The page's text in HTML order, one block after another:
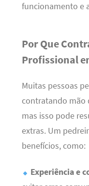
funcionamento e
Por Que
Profissional
Muitas pessoas
contratando mão
mas isso pode
extras. Um
benefícios, como:
Experiência e